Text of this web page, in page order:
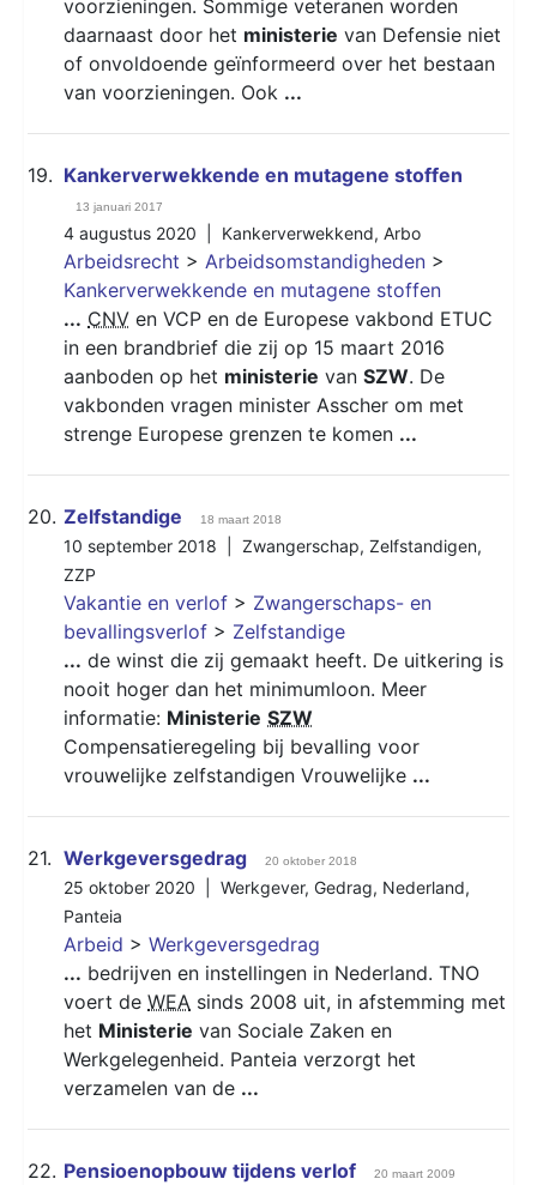
voorzieningen. Sommige veteranen worden
daarnaast door het ministerie van Defensie niet
of onvoldoende geïnformeerd over het bestaan
van voorzieningen. Ook ...
19. Kankerverwekkende en mutagene stoffen
13 januari 2017
4 augustus 2020 | Kankerverwekkend, Arbo
Arbeidsrecht > Arbeidsomstandigheden >
Kankerverwekkende en mutagene stoffen
... CNV en VCP en de Europese vakbond ETUC
in een brandbrief die zij op 15 maart 2016
aanboden op het ministerie van SZW. De
vakbonden vragen minister Asscher om met
strenge Europese grenzen te komen ...
20. Zelfstandige 18 maart 2018
10 september 2018 | Zwangerschap, Zelfstandigen,
ZZP
Vakantie en verlof > Zwangerschaps- en
bevallingsverlof > Zelfstandige
... de winst die zij gemaakt heeft. De uitkering is
nooit hoger dan het minimumloon. Meer
informatie: Ministerie SZW
Compensatieregeling bij bevalling voor
vrouwelijke zelfstandigen Vrouwelijke ...
21. Werkgeversgedrag 20 oktober 2018
25 oktober 2020 | Werkgever, Gedrag, Nederland,
Panteia
Arbeid > Werkgeversgedrag
... bedrijven en instellingen in Nederland. TNO
voert de WEA sinds 2008 uit, in afstemming met
het Ministerie van Sociale Zaken en
Werkgelegenheid. Panteia verzorgt het
verzamelen van de ...
22. Pensioenopbouw tijdens verlof 20 maart 2009